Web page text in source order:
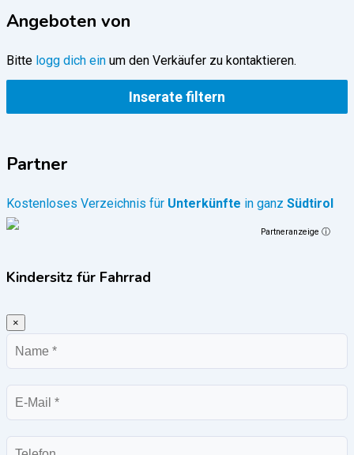
Angeboten von
Bitte logg dich ein um den Verkäufer zu kontaktieren.
Inserate filtern
Partner
Kostenloses Verzeichnis für Unterkünfte in ganz Südtirol
Partneranzeige ⓘ
Kindersitz für Fahrrad
×
Name
E-
Mail
Telefon